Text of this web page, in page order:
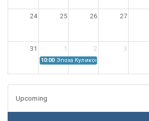
24 25 26 27
31 1 2 3
10:00 Эпоха Куликовской битвы:
Upcoming